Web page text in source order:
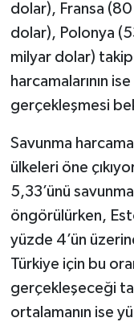
dolar), Fransa
dolar), Polonya
milyar dolar)
harcamalarının
gerçekleşmesi
Savunma
ülkeleri öne
5,33’ünü
öngörülürken,
yüzde 4’ün
Türkiye için bu
gerçekleşeceği
ortalamanın ise